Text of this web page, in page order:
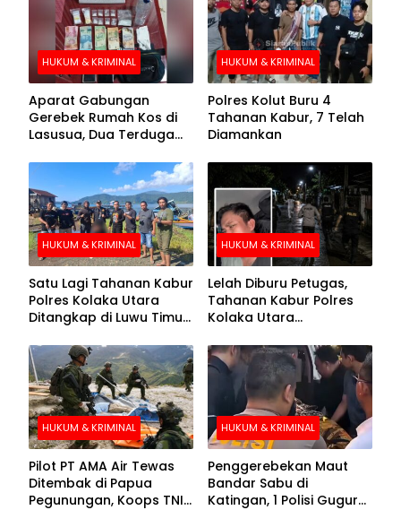
HUKUM & KRIMINAL
Aparat Gabungan
Gerebek Rumah Kos di
Lasusua, Dua Terduga
HUKUM & KRIMINAL
Polres Kolut Buru 4
Tahanan Kabur, 7 Telah
Diamankan
HUKUM & KRIMINAL
Satu Lagi Tahanan Kabur
Polres Kolaka Utara
Ditangkap di Luwu Timur,
HUKUM & KRIMINAL
Lelah Diburu Petugas,
Tahanan Kabur Polres
Kolaka Utara
HUKUM & KRIMINAL
Pilot PT AMA Air Tewas
Ditembak di Papua
Pegunungan, Koops TNI
HUKUM & KRIMINAL
Penggerebekan Maut
Bandar Sabu di
Katingan, 1 Polisi Gugur